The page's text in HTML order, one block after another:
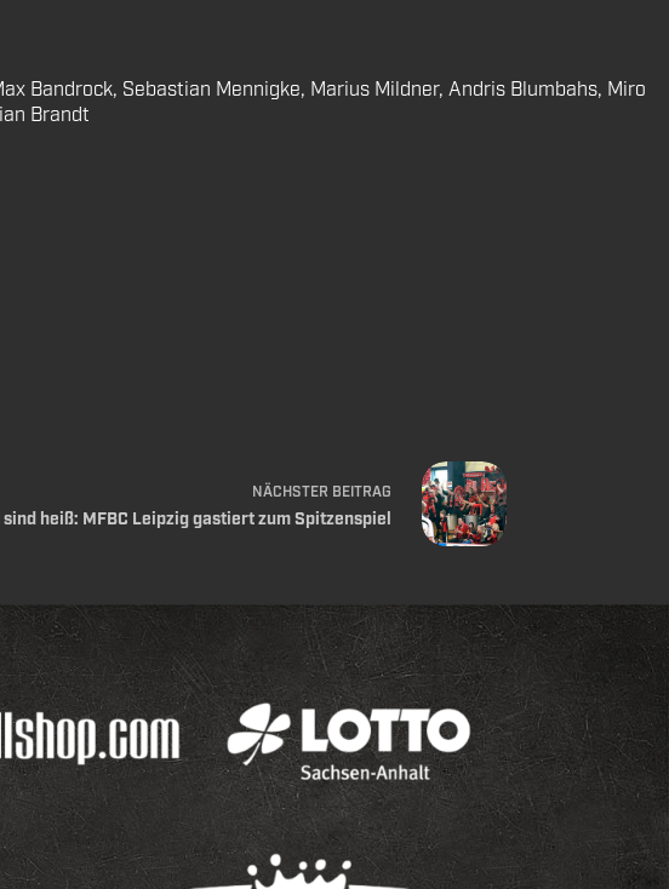
Bandrock, Sebastian Mennigke, Marius Mildner, Andris Blumbahs, Miro
Brandt
NÄCHSTER BEITRAG
sind heiß: MFBC Leipzig gastiert zum Spitzenspiel